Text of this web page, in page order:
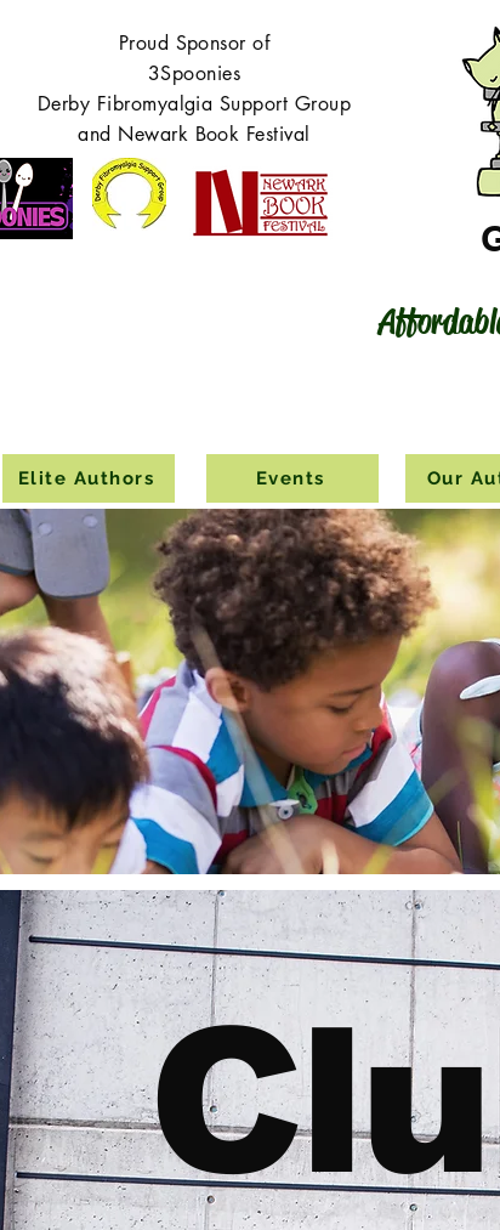
Proud Sponsor of
3Spoonies
Derby Fibromyalgia Support Group
and Newark Book Festival
Elite Authors Events Our